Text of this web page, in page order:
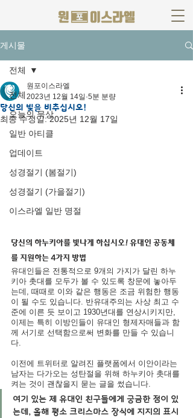
게시물
전체
오늘의 묵상
일반 아티클
업데이트
성경절기 (봄절기)
성경절기 (가을절기)
이스라엘 일반 명절
전체
당신의 빛을 비추십시오!
원포이스라엘
2023년 12월 14일 5분 분량
최종 수정일:2025년 12월 17일
당신의 하누키아를 빛나게 하십시오! 유대인 공동체
를 지원하는 4가지 방법
유대인들은 전통적으로 9개의 가지가 달린 하누
키아 촛대를 모두가 볼 수 있도록 창문에 놓아두
는데, 때때로 이와 같은 행동은 조금 위험한 행동
이 될 수도 있습니다. 반유대주의는 사상 최고 수
준에 이른 듯 보이고 1930년대를 연상시키지만,
이제는 특히 이방인들이 유대인 형제자매들과 함
께 서기로 선택함으로써 변화를 만들 수 있습니
다.
이전에 트위터로 알려진 플랫폼에서 이안이라는
남자는 다가오는 성탄절을 위해 하누키아 촛대를
켜는 것이 괜찮을지 묻는 글을 썼습니다.
여기 있는 제 유대인 친구들에게 궁금한 점이 있
는데, 올해 평소 크리스마스 장식에 지지의 표시